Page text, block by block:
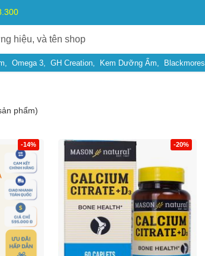
Omega 3 GH Creation Kem Dưỡng Ẩm Blackmores
phẩm)
-14% -20%